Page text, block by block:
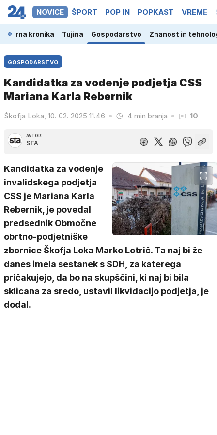
NOVICE ŠPORT POP IN POPKAST VREME
Črna kronika Tujina Gospodarstvo Znanost in
GOSPODARSTVO
Kandidatka za vodenje podjetja CSS
Mariana Karla Rebernik
Škofja Loka, 10. 02. 2025 11.46 4 min branja 10
AVTOR:
STA
Kandidatka za vodenje
invalidskega podjetja
CSS je Mariana Karla
Rebernik, je povedal
predsednik Območne
obrtno-podjetniške
zbornice Škofja Loka Marko Lotrič. Ta naj bi že
danes imela sestanek s SDH, za katerega
pričakujejo, da bo na skupščini, ki naj bi bila
sklicana za sredo, ustavil likvidacijo podjetja, je
dodal.